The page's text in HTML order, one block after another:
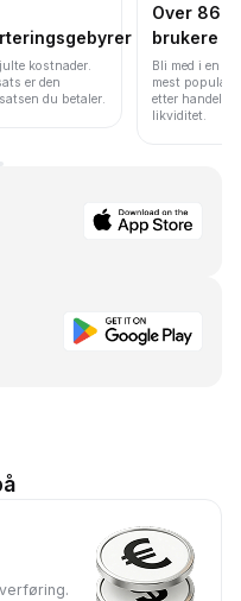
kostnader.
er den
du betaler.
Over 86
brukere
Bli med i en av
mest
etter
likviditet.